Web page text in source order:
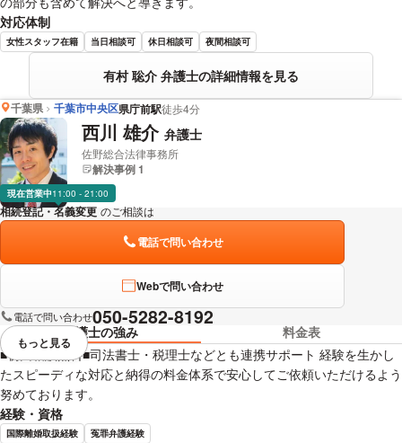
対応体制
女性スタッフ在籍 当日相談可 休日相談可 夜間相談可
有村 聡介 弁護士の詳細情報を見る
千葉県 千葉市中央区県庁前駅徒歩4分
西川 雄介 弁護士
佐野総合法律事務所
解決事例 1
現在営業中11:00 - 21:00
相続登記・名義変更 のご相談は
電話で問い合わせ
Webで問い合わせ
電話で問い合わせ050-5282-8192
弁護士の強み
料金表
■初回相談無料■司法書士・税理士などとも連携サポート 経験を生かし
たスピーディな対応と納得の料金体系で安心してご依頼いただけるよう
努めております。
経験・資格
国際離婚取扱経験 冤罪弁護経験
視覚的に省略されている要素を
もっと見る